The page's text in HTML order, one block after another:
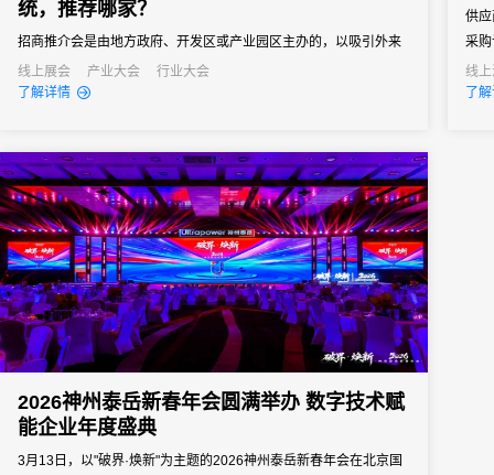
统，推荐哪家？
招商推介会是由地方政府、开发区或产业园区主办的，以吸引外来
投资、促进产业落地为核心目标的专题商务活动。参会客商涵盖世
界500强、行业龙头、投资机构和商会协会，单场活动潜在投资意
会务系统不...
线上展会 产业大会
行业大会
了解详情
供
采
通
窗
线
了
2026神州泰岳新春年会圆满举办 数字技术赋
能企业年度盛典
3月13日，以"破界·焕新"为主题的2026神州泰岳新春年会在北京国